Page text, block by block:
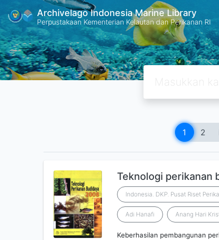
Archivelago Indonesia Marine Library
Perpustakaan Kementerian Kelautan dan Perikanan RI
1 2
Teknologi perikanan
Indonesia. DKP. Pusat Riset
Adi Hanafi Anang Hari
Keberhasilan pembangunan